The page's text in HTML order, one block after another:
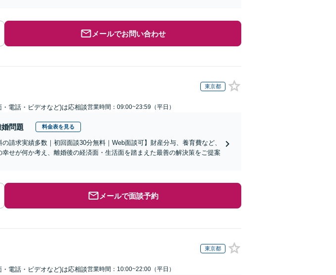
メールでお問い合わせ
東京都
電話・ビデオなど)は応相談営業時間：09:00~23:59（平日）
問題 料金表を見る
請求実績多数｜初回面談30分無料｜Web面談可】財産分与、養育費など、
せが何か考え、離婚後の経済面・生活面を踏まえた最善の解決策をご提案
メールで面談予約
東京都
電話・ビデオなど)は応相談営業時間：10:00~22:00（平日）